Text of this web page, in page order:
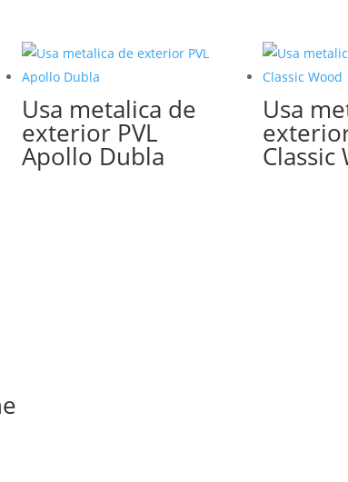
Usa metalica de
exterior PVL
Apollo Dubla
Usa
Classic